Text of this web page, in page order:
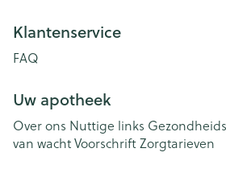
Klantenservice
FAQ
Uw apotheek
Over ons Nuttige links
van wachtVoorschriftZorgtarieven